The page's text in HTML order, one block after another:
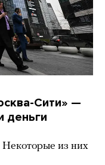
Сити» —
деньги
из них